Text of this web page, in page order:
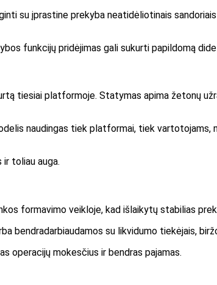
su įprastine prekyba neatidėliotinais
funkcijų pridėjimas gali sukurti papildomą
tiesiai platformoje. Statymas apima žetonų
naudingas tiek platformai, tiek vartotojams,
toliau auga.
formavimo veikloje, kad išlaikytų stabilias
bendradarbiaudamos su likvidumo tiekėjais,
operacijų mokesčius ir bendras pajamas.